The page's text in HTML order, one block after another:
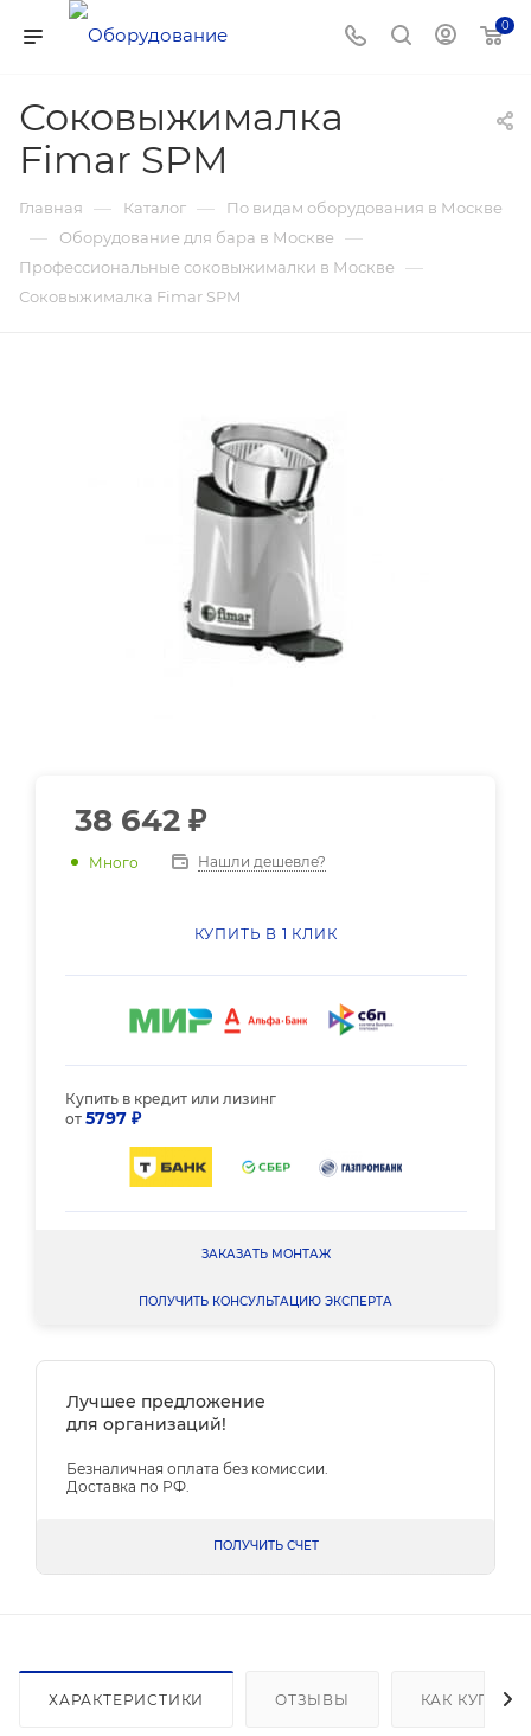
0
Соковыжималка
Fimar SPM
Главная — Каталог — По видам оборудования в Москве
— Оборудование для бара в Москве —
Профессиональные соковыжималки в Москве —
Соковыжималка Fimar SPM
38 642 ₽
Много Нашли дешевле?
КУПИТЬ В 1 КЛИК
Купить в кредит или лизинг
от 5797 ₽
ЗАКАЗАТЬ МОНТАЖ
ПОЛУЧИТЬ КОНСУЛЬТАЦИЮ ЭКСПЕРТА
Лучшее предложение
для организаций!
Безналичная оплата без комиссии.
Доставка по РФ.
ПОЛУЧИТЬ СЧЕТ
ХАРАКТЕРИСТИКИ ОТЗЫВЫ КАК КУПИТЬ